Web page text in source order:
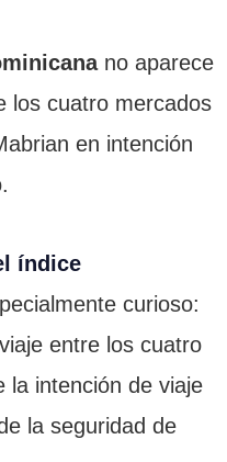
no aparece
los cuatro mercados
en intención
índice
curioso:
entre los cuatro
la intención de viaje
la seguridad de